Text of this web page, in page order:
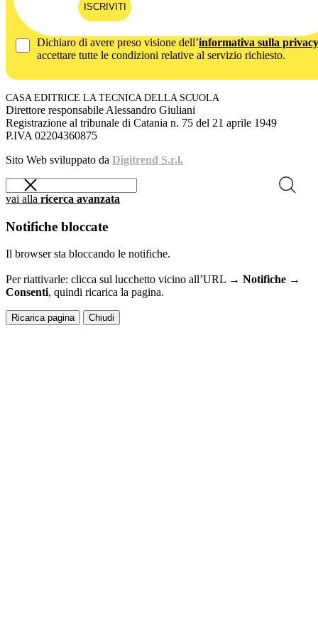
ISCRIVITI
Dichiaro di avere preso visione dell’informativa sulla privacy
accettare tutte le condizioni relative al servizio richiesto.
CASA EDITRICE LA TECNICA DELLA SCUOLA
Direttore responsabile Alessandro Giuliani
Registrazione al tribunale di Catania n. 75 del 21 aprile 1949
P.IVA 02204360875
Sito Web sviluppato da Digitrend S.r.l.
vai alla ricerca avanzata
Notifiche bloccate
Il browser sta bloccando le notifiche.
Per riattivarle: clicca sul lucchetto vicino all’URL → Notifiche →
Consenti, quindi ricarica la pagina.
Ricarica pagina Chiudi